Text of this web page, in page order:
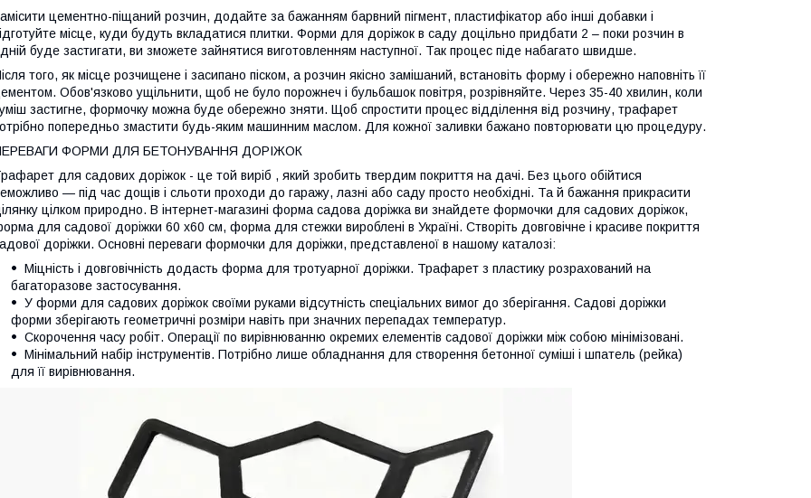
цементно-піщаний розчин, додайте за бажанням барвний пігмент, пластифікатор або інші добавки і
місце, куди будуть вкладатися плитки. Форми для доріжок в саду доцільно придбати 2 – поки розчин в
буде застигати, ви зможете зайнятися виготовленням наступної. Так процес піде набагато швидше.
того, як місце розчищене і засипано піском, а розчин якісно замішаний, встановіть форму і обережно наповніть її
Обов'язково ущільнити, щоб не було порожнеч і бульбашок повітря, розрівняйте. Через 35-40 хвилин, коли
застигне, формочку можна буде обережно зняти. Щоб спростити процес відділення від розчину, трафарет
попередньо змастити будь-яким машинним маслом. Для кожної заливки бажано повторювати цю процедуру.
ФОРМИ ДЛЯ БЕТОНУВАННЯ ДОРІЖОК
для садових доріжок - це той виріб , який зробить твердим покриття на дачі. Без цього обійтися
— під час дощів і сльоти проходи до гаражу, лазні або саду просто необхідні. Та й бажання прикрасити
цілком природно. В інтернет-магазині форма садова доріжка ви знайдете формочки для садових доріжок,
для садової доріжки 60 х60 см, форма для стежки вироблені в Україні. Створіть довговічне і красиве покриття
доріжки. Основні переваги формочки для доріжки, представленої в нашому каталозі:
Міцність і довговічність додасть форма для тротуарної доріжки. Трафарет з пластику розрахований на
багаторазове застосування.
У форми для садових доріжок своїми руками відсутність спеціальних вимог до зберігання. Садові доріжки
форми зберігають геометричні розміри навіть при значних перепадах температур.
Скорочення часу робіт. Операції по вирівнюванню окремих елементів садової доріжки між собою мінімізовані.
Мінімальний набір інструментів. Потрібно лише обладнання для створення бетонної суміші і шпатель (рейка)
для її вирівнювання.